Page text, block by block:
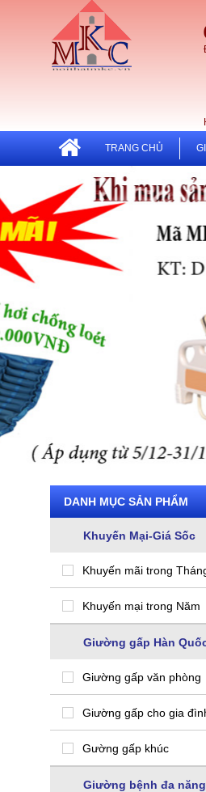
TRANG CHỦ
DANH MỤC SẢN PHẨM
Khuyến Mại-Giá Sốc
Khuyến mãi trong
Khuyến mại trong Năm
Giường gấp Hàn
Giường gấp văn phòng
Giường gấp cho gia
Gường gấp khúc
Giường bệnh đa năng